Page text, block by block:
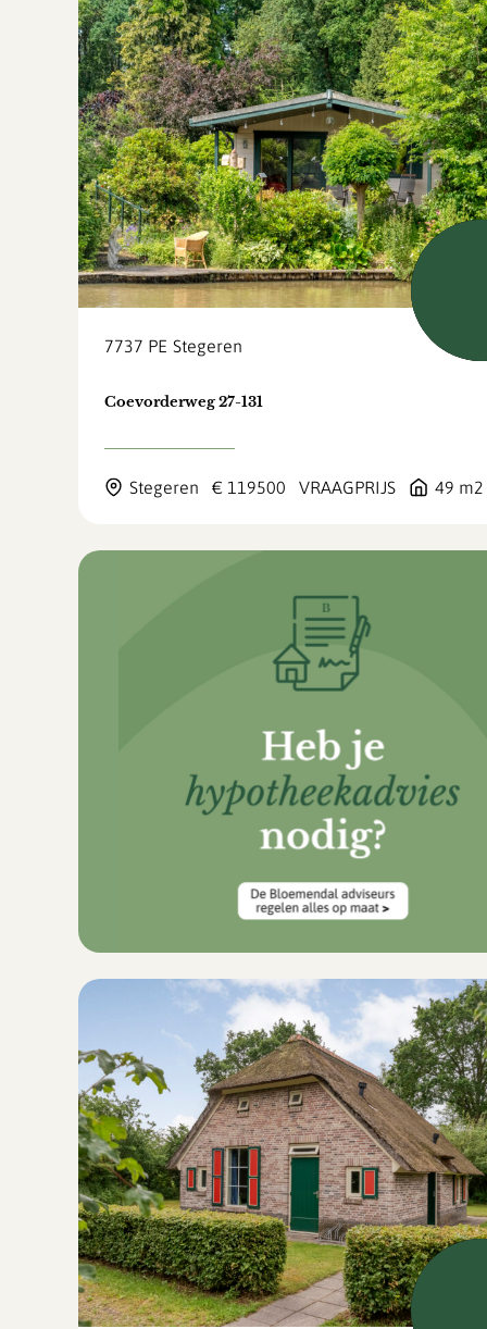
7737 PE Stegeren
Coevorderweg 27-131
Stegeren € 119500 VRAAGPRIJS 49 m2